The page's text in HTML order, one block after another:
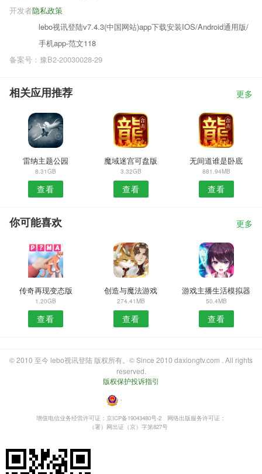
隐私政策
开发者
lebo视讯登陆v7.4.3(中国网站)app下载安装IOS/Android通用版/
手机app-范文118
备案号：豫B2-20030028-29
相关应用推荐 更多
雷纳主题公园
8.31GB
查看
魔域迷宫可盘版
3.32GB
查看
无间道谁是卧底
881.94MB
查看
你可能喜欢 更多
传奇再现变态版
1.20GB
查看
创造与魔法游戏
274.41MB
查看
游戏主播生活模拟器
50.4MB
查看
© 2010 至今 lebo视讯登陆 版权所有。© Since 2010 daxiongtv.com . All rights
reserved.
版权保护投诉指引
・
增值电信业务经营许可证：京ICP备19043480号-2
网络出版服务许可证：
（署）网出证（京）字第827号